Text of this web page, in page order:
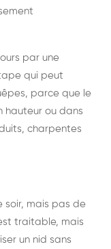
par une
qui peut
parce que le
hauteur ou dans
charpentes
soir, mais pas de
traitable, mais
un nid sans